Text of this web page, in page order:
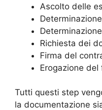
Ascolto delle
Richiesta dei
Firma del
Erogazione
Tutti questi step
la documentazione